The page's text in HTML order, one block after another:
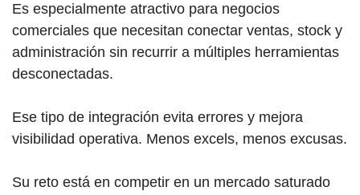
Es especialmente atractivo para negocios
comerciales que necesitan conectar ventas, stock y
administración sin recurrir a múltiples herramientas
desconectadas.
Ese tipo de integración evita errores y mejora
visibilidad operativa. Menos excels, menos excusas.
Su reto está en competir en un mercado saturado